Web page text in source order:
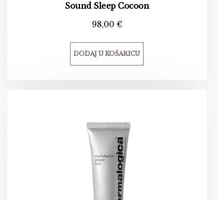
Sound Sleep Cocoon
98,00 €
DODAJ U KOŠARICU